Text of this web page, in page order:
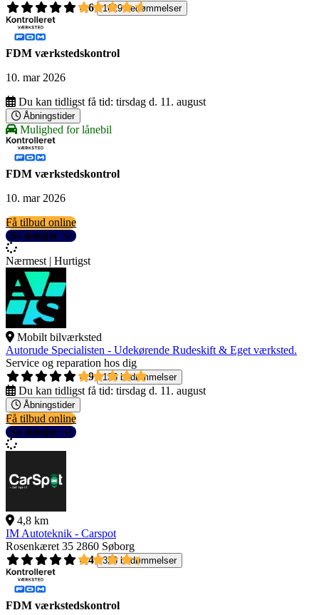
4,6
1619 bedømmelser
FDM værkstedskontrol
10. mar 2026
Du kan tidligst få tid: tirsdag d. 11. august
Åbningstider
Mulighed for lånebil
FDM værkstedskontrol
10. mar 2026
Få tilbud online
Se detaljer
Nærmest | Hurtigst
Mobilt bilværksted
Autorude Specialisten - Udekørende Rudeskift & Eget værksted.
Service og reparation hos dig
4,9
135 bedømmelser
Du kan tidligst få tid: tirsdag d. 11. august
Åbningstider
Få tilbud online
Se detaljer
4,8 km
IM Autoteknik - Carspot
Rosenkæret 35 2860 Søborg
4,4
326 bedømmelser
FDM værkstedskontrol